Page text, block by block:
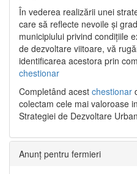
În vederea realizării unei
care să reflecte nevoile și
municipiului privind condițiile
de dezvoltare viitoare, vă
identificarea acestora prin
chestionar
Completând acest chestionar
colectam cele mai valoroase
Strategiei de Dezvoltare
Anunț pentru fermieri